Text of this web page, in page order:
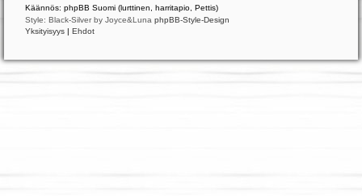
Käännös: phpBB Suomi (lurttinen, harritapio, Pettis)
Style: Black-Silver by Joyce&Luna phpBB-Style-Design
Yksityisyys | Ehdot